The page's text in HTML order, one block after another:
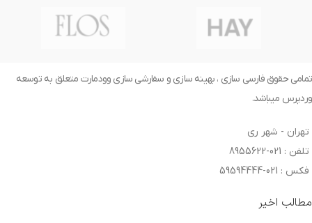
تمامی حقوق فارسی سازی ، بهینه سازی و سفارشی سازی وودمارت متعلق به توسعه
وردپرس میباشد.
تهران - شهر ری
تلفن : 021-8955622
فکس : 021-59594444
مطالب اخیر